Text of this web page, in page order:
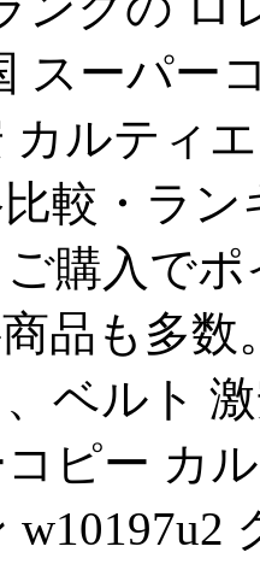
スーパー
カルティ
較・ラ
購入で
品も多
ベルト
ピー カ
w10197u2